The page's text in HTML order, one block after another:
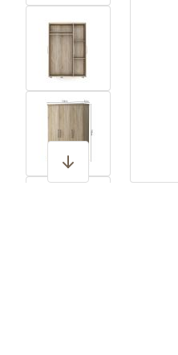
View larger image
View larger image